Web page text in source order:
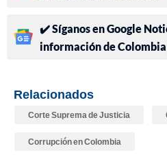
✔️ Síganos en Google
información de Colombia
Relacionados
Corte Suprema de Justicia
Corrupción en Colombia